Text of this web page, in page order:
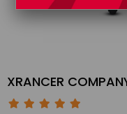
XRANCER